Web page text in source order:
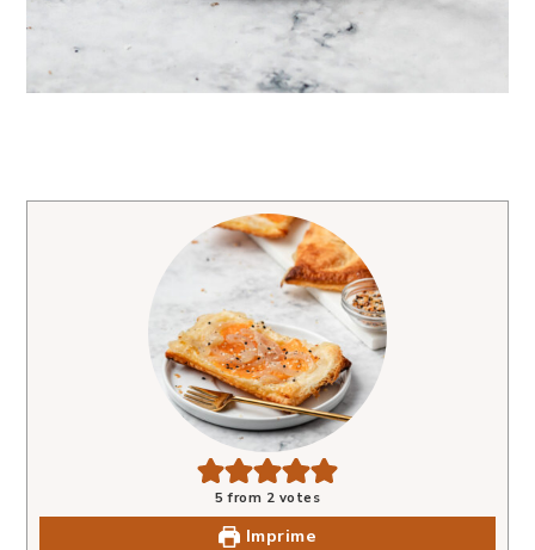
5 from 2 votes
Imprime